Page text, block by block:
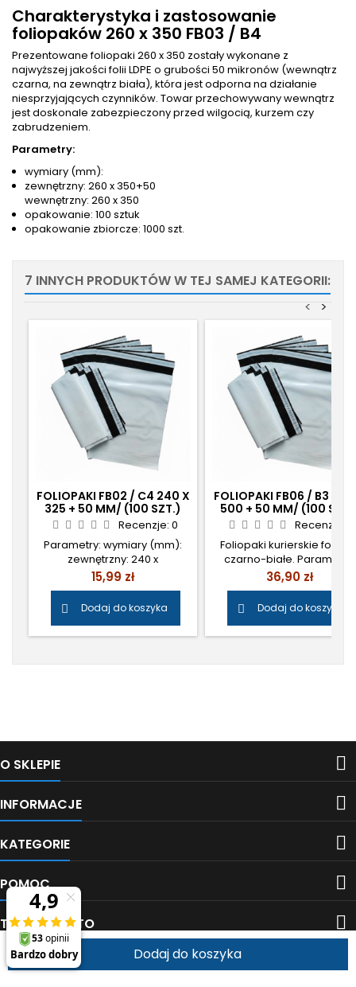
 Dodaj do koszyka
Charakterystyka i zastosowanie
foliopaków 260 x 350 FB03 / B4
Prezentowane foliopaki 260 x 350 zostały wykonane z
najwyższej jakości folii LDPE o grubości 50 mikronów (wewnątrz
czarna, na zewnątrz biała), która jest odporna na działanie
niesprzyjających czynników. Towar przechowywany wewnątrz
jest doskonale zabezpieczony przed wilgocią, kurzem czy
zabrudzeniem.
Parametry:
wymiary (mm):
zewnętrzny: 260 x 350+50
wewnętrzny: 260 x 350
opakowanie: 100 sztuk
opakowanie zbiorcze: 1000 szt.
7 INNYCH PRODUKTÓW W TEJ SAMEJ KATEGORII:
>
<
FOLIOPAKI FB02 / C4 240 X
325 + 50 MM/ (100 SZT.)
Recenzje: 0
Parametry: wymiary (mm):
zewnętrzny: 240 x
325+50wewnętrzny: 240 x
325opakowanie: 100
sztukopakowanie zbiorcze:
1000 szt. Cena: 0,13 zł
netto/szt. Cena: 13,00 zł
Cena
15,99 zł
 Dodaj do koszyka
FOLIOPAKI FB06 / B3
500 + 50 MM/ (100
Recenzje:
Foliopaki kurierskie
czarno-białe. Parametry:
wymiary (mm):
400 x 500+50wewnętrzny:
400 x 500opakowanie: 100
sztukopakowanie
500 szt. Cena: 0,30 zł
Cena
36,90 zł
 Dodaj do koszyka
O SKLEPIE 
INFORMACJE 
KATEGORIE 
POMOC 
TWOJE KONTO 
KONTAKT 